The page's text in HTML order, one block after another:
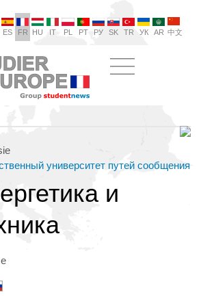
ES FR HU IT PL PT РУ SK TR УК AR 中文
университет путей сообщения
и